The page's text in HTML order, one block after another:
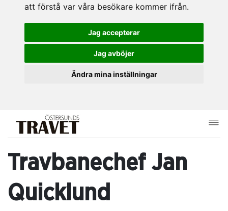
att förstå var våra besökare kommer ifrån.
Jag accepterar
Jag avböjer
Ändra mina inställningar
Travbanechef Jan
Quicklund